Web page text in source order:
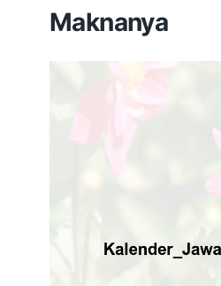
Maknanya